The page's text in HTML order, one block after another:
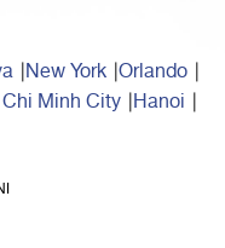
New York Orlando
Minh City Hanoi